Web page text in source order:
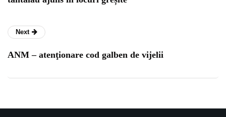
Next
ANM – atenţionare cod galben de vijelii